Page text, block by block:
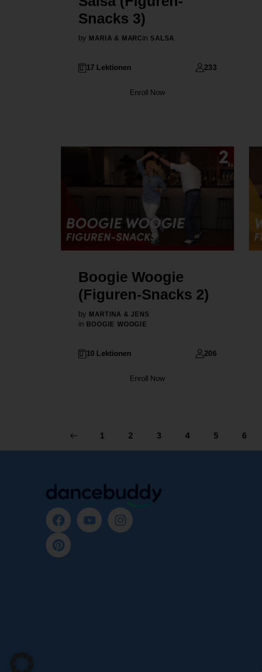
Snacks 3)
by MARIA & MARCin SALSA
17 Lektionen 233
Enroll Now
Boogie Woogie
(Figuren-Snacks 2)
by MARTINA & JENS
in BOOGIE WOOGIE
10 Lektionen 206
Enroll Now
1 2 3 4 5 6